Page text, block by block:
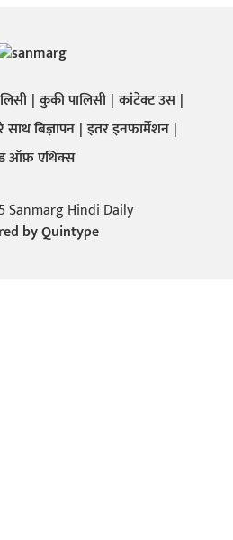
कुकी पालिसी कांटेक्ट उस
साथ बिज्ञापन इतर इनफार्मेशन
ऑफ़ एथिक्स
Sanmarg Hindi Daily
byQuintype